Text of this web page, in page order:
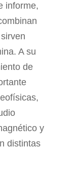
informe,
A su
de
y
distintas